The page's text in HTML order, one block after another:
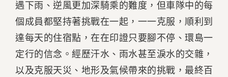
遇下雨、逆風更加深騎乘的難度，但車隊中的每
個成員都堅持著挑戰在一起，一一克服，順利到
達每天的住宿點，在在印證只要腳不停、環島一
定行的信念。經歷汗水、雨水甚至淚水的交雜，
以及克服天災、地形及氣候帶來的挑戰，最終百